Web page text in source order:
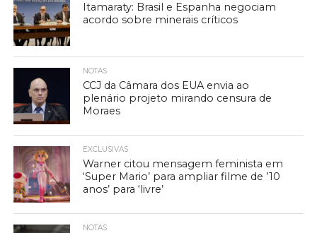
Itamaraty: Brasil e Espanha negociam
acordo sobre minerais críticos
NOTAS
CCJ da Câmara dos EUA envia ao
plenário projeto mirando censura de
Moraes
EXCLUSIVAS
Warner citou mensagem feminista em
‘Super Mario’ para ampliar filme de ’10
anos’ para ‘livre’
NOTAS